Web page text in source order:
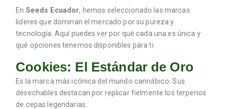
En Seeds Ecuador, hemos seleccionado las marcas
líderes que dominan el mercado por su pureza y
tecnología. Aquí puedes ver por qué cada una es única y
qué opciones tenemos disponibles para ti:
Cookies: El Estándar de Oro
Es la marca más icónica del mundo cannábico. Sus
desechables destacan por replicar fielmente los terpenos
de cepas legendarias.